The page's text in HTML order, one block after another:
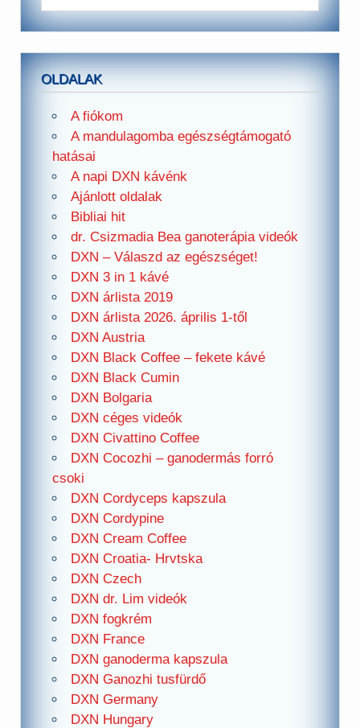
OLDALAK
A fiókom
A mandulagomba egészségtámogató
hatásai
A napi DXN kávénk
Ajánlott oldalak
Bibliai hit
dr. Csizmadia Bea ganoterápia videók
DXN – Válaszd az egészséget!
DXN 3 in 1 kávé
DXN árlista 2019
DXN árlista 2026. április 1-től
DXN Austria
DXN Black Coffee – fekete kávé
DXN Black Cumin
DXN Bolgaria
DXN céges videók
DXN Civattino Coffee
DXN Cocozhi – ganodermás forró
csoki
DXN Cordyceps kapszula
DXN Cordypine
DXN Cream Coffee
DXN Croatia- Hrvtska
DXN Czech
DXN dr. Lim videók
DXN fogkrém
DXN France
DXN ganoderma kapszula
DXN Ganozhi tusfürdő
DXN Germany
DXN Hungary